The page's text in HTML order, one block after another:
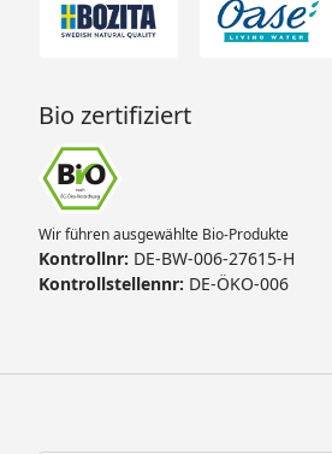
Bio zertifiziert
Wir führen ausgewählte Bio-Produkte
Kontrollnr: DE-BW-006-27615-H
Kontrollstellennr: DE-ÖKO-006